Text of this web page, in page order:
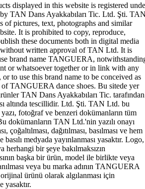
displayed in this website is registered
TAN Dans Ayakkabıları Tic. Ltd. Şti.
of pictures, text, photographs and similar
It is prohibited to copy, reproduce,
these documents both in digital media
written approval of TAN Ltd. It is
brand name TANGUERA,
or whatsoever together or in link with any
to use this brand name to be conceived as
TANGUERA dance shoes. Bu sitede yer
TAN Dans Ayakkabıları Tic. tarafından
altında tescillidir. Ltd. Şti. TAN Ltd. bu
fotoğraf ve benzeri dokümanların tüm
dokümanların TAN Ltd.'nin yazılı onayı
çoğaltılması, dağıtılması, basılması ve hem
medyada yayınlanması yasaktır. Logo,
herhangi bir şeye bakılmaksızın
başka bir ürün, model ile birlikte veya
veya bu marka adının TANGUERA
orijinal ürünü olarak algılanması için
yasaktır.